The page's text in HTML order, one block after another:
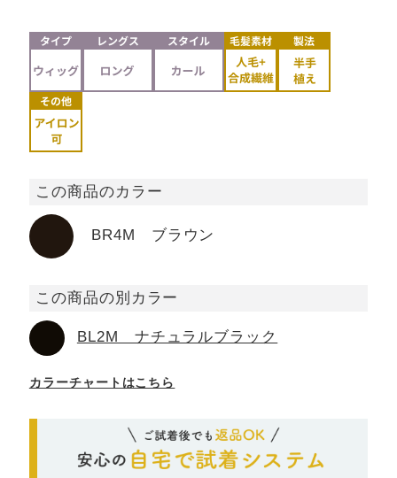
この商品のカラー
BR4M ブラウン
この商品の別カラー
BL2M ナチュラルブラック
カラーチャートはこちら